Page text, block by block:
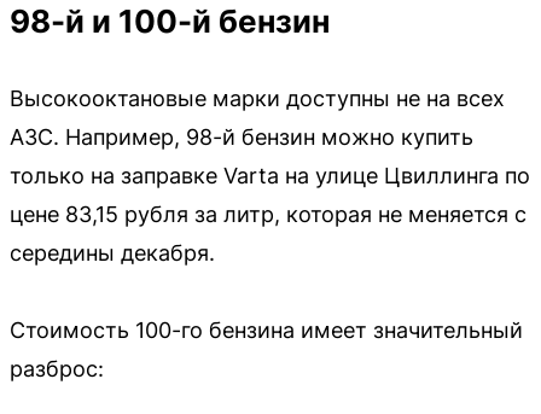
98-й и 100-й бензин
Высокооктановые марки доступны не на всех
АЗС. Например, 98-й бензин можно купить
только на заправке Varta на улице Цвиллинга по
цене 83,15 рубля за литр, которая не меняется с
середины декабря.
Стоимость 100-го бензина имеет значительный
разброс: